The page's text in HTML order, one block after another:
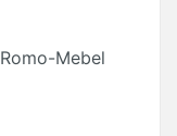
Mebel